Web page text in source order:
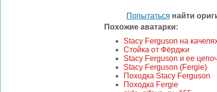
Попытаться найти
Похожие аватарки:
Stacy Ferguson на
Стойка от Фёрджи
Stacy Ferguson и ее
Stacy Ferguson (Fergie)
Походка Stacy Ferguson
Походка Fergie